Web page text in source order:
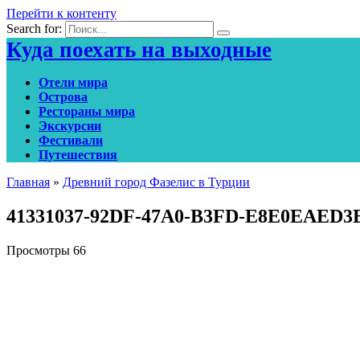
Перейти к контенту
Search for:
Куда поехать на выходные
Отели мира
Острова
Рестораны мира
Экскурсии
Фестивали
Путешествия
Главная » Древний город Фазелис в Турции
41331037-92DF-47A0-B3FD-
Просмотры 66